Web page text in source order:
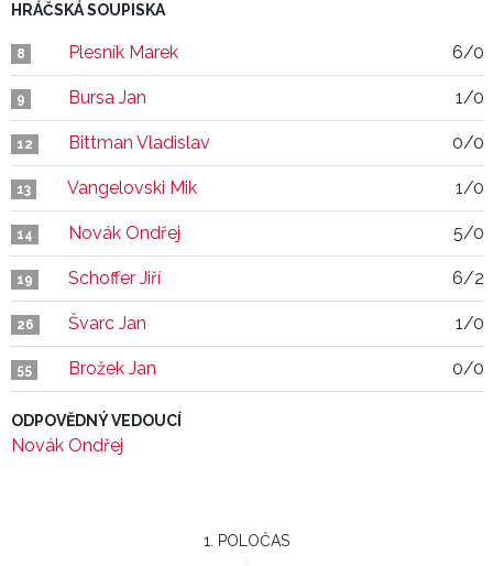
HRÁČSKÁ SOUPISKA
8 Plesník Marek 6/0
9 Bursa Jan 1/0
12 Bittman Vladislav 0/0
13 Vangelovski Mik 1/0
14 Novák Ondřej 5/0
19 Schoffer Jiří 6/2
26 Švarc Jan 1/0
55 Brožek Jan 0/0
ODPOVĚDNÝ VEDOUCÍ
Novák Ondřej
1. POLOČAS